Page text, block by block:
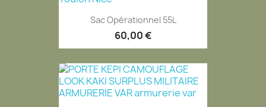
Sac Opérationnel 55L
60,00 €